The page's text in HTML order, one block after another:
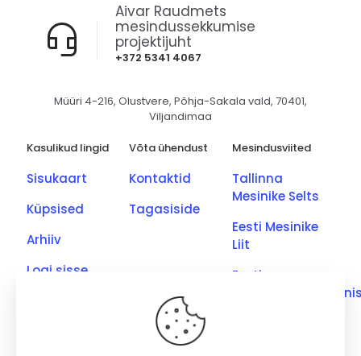
+372 5341 4067
Aivar Raudmets
mesindussekkumise
projektijuht
Müüri 4-216, Olustvere, Põhja-Sakala vald, 70401,
Viljandimaa
Kasulikud lingid
Sisukaart
Küpsised
Arhiiv
Logi sisse
Võta ühendust
Kontaktid
Tagasiside
Mesindusviited
Tallinna
Mesinike Selts
Eesti Mesinike
Liit
Eesti